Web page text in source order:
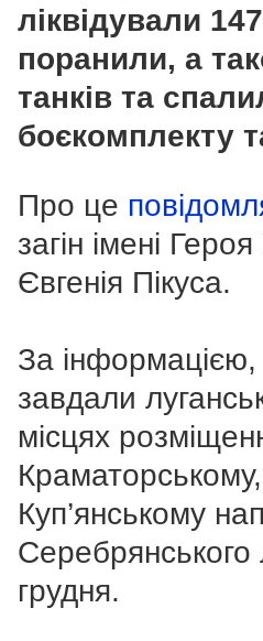
ліквідували
поранили, а
танків та
боєкомплекту
Про це
загін імені
Євгенія Пікуса.
За інформацією,
завдали
місцях
Куп’янському
Серебрянського
грудня.